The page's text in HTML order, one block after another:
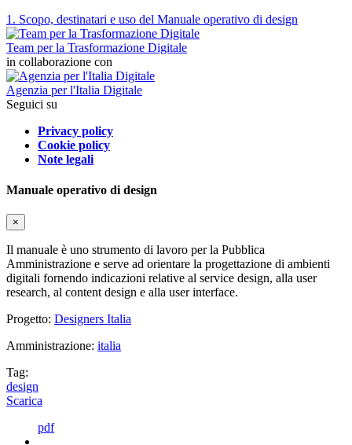
1. Scopo, destinatari e uso del Manuale operativo di design
Team per la Trasformazione Digitale
in collaborazione con
Agenzia per l'Italia Digitale
Seguici su
Privacy policy
Cookie policy
Note legali
Manuale operativo di design
×
Il manuale è uno strumento di lavoro per la Pubblica
Amministrazione e serve ad orientare la progettazione di ambienti
digitali fornendo indicazioni relative al service design, alla user
research, al content design e alla user interface.
Progetto: Designers Italia
Amministrazione: italia
Tag:
design
Scarica
pdf